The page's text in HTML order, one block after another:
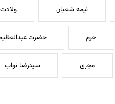
نیمه شعبان
حرم حضرت
مجری سیدرضا نواب